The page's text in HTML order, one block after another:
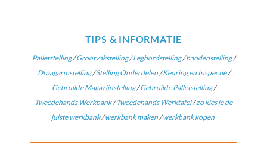
TIPS & INFORMATIE
Palletstelling/Grootvakstelling/Legbordstelling/bandenstelling/
Draagarmstelling/Stelling Onderdelen/Keuring en Inspectie/
Gebruikte Magazijnstelling/Gebruikte Palletstelling/
Tweedehands Werkbank/Tweedehands Werktafel/zo kies je de
juiste werkbank/werkbank maken/werkbank kopen